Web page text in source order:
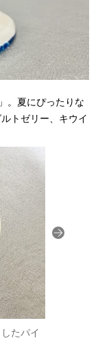
」。夏にぴったりな
トゼリー、キウイ
たパイ